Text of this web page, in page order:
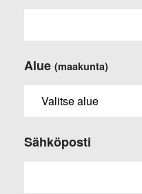
Alue (maakunta)
Sähköposti